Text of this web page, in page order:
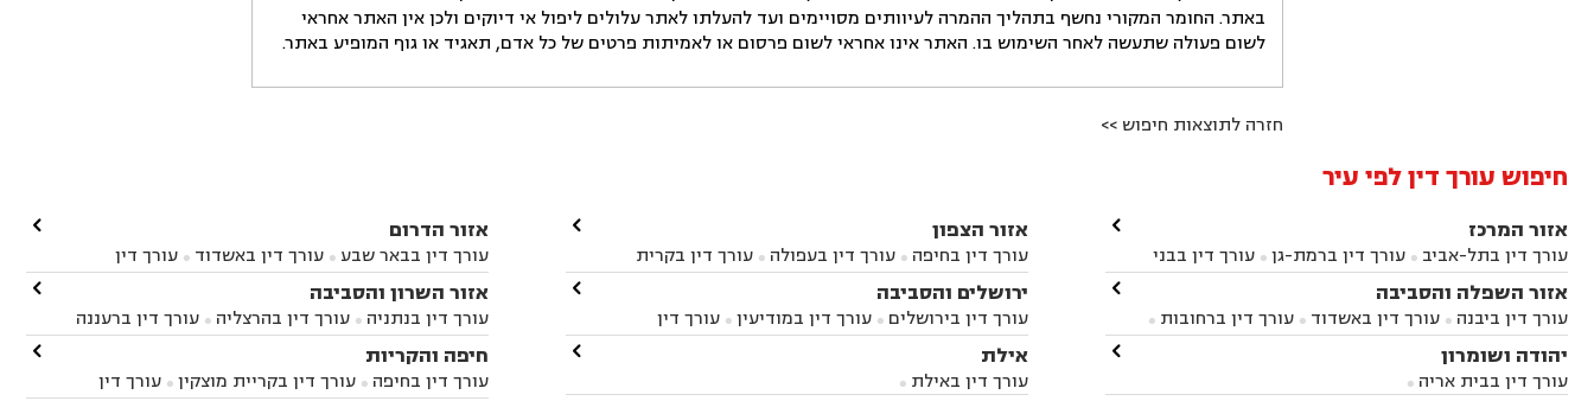
באתר. החומר המקורי נחשף בתהליך ההמרה לעיוותים מסויימים ועד להעלתו לאתר עלולים ליפול אי דיוקים ולכן אין האתר אחראי
לשום פעולה שתעשה לאחר השימוש בו. האתר אינו אחראי לשום פרסום או לאמיתות פרטים של כל אדם, תאגיד או גוף המופיע באתר.
חזרה לתוצאות חיפוש >>
חיפוש עורך דין לפי עיר
אזור המרכז
עורך דין בתל-אביב  עורך דין ברמת-גן 
עורך דין בבני
ברק עורך דין בפתח תקווה עורך דין בראשון לציון
עורך דין ברחובות עורך דין בנס ציונה
במודיעין
עורך דין בהרצליה עורך דין בחולון
עורך
דין בקרית אונו
אונו
עורך דין בבת ים

אזור השפלה והסביבה
עורך דין ביבנה  עורך דין באשדוד  עורך דין ברחובות 
עורך דין בראשון לציון עורך דין במודיעין
עורך דין
בבאר יעקב
עורך דין בגדרה

יהודה ושומרון
עורך דין בבית אריה 

אזור הצפון
עורך דין בחיפה  עורך דין בעפולה 
עורך דין בקרית
אתא
עורך דין בנהריה עורך דין בראש פינה
עורך דין
בקרית שמונה
עורך דין במושב מגדים
במושב ציפורי
עורך דין בסח'נין עורך דין בעכו
עורך
דין בעמק הירדן
ביאליק
עורך דין במגדל העמק

ירושלים והסביבה
עורך דין בירושלים  עורך דין במודיעין 
עורך דין
בבית-שמש
עורך דין במבשרת ציון עורך דין בגיזו
עורך דין בגבעת זאב
בקרני שומרון  עורך דין בשורש 

אילת
עורך דין באילת 

אזור הדרום
עורך דין בבאר שבע  עורך דין באשדוד 
עורך דין
באשקלון
עורך דין בבאר טוביה עורך דין בגן יבנה
עורך דין בניר הבנים עורך דין בערד
זיקים
עורך דין בנתיבות עורך דין בקרית מלאכי

אזור השרון והסביבה
עורך דין בנתניה  עורך דין בהרצליה  עורך דין ברעננה
עורך דין בחדרה עורך דין בכפר סבא
עורך דין בהוד
השרון
עורך דין באבן יהודה
עורך דין בחריש עורך דין בקיסריה עורך דין בקדימה

חיפה והקריות
עורך דין בחיפה  עורך דין בקריית מוצקין 
עורך דין
בקרית מוצקין
עורך דין בקריית אתא
עורך דין
